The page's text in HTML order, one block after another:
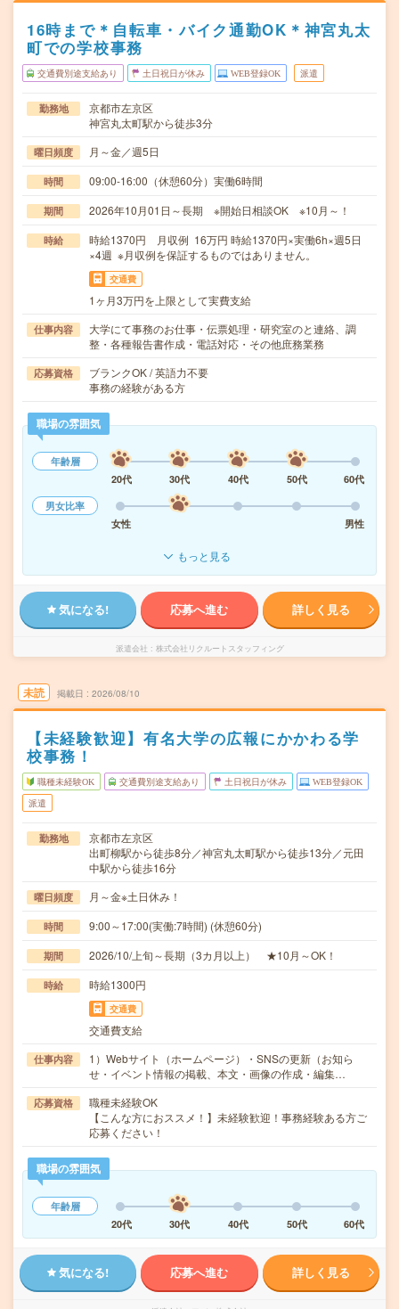
16時まで＊自転車・バイク通勤OK＊神宮丸太
町での学校事務
交通費別途支給あり 土日祝日が休み WEB登録OK 派遣
勤務地
京都市左京区
神宮丸太町駅から徒歩3分
曜日頻度 月～金／週5日
時間 09:00-16:00（休憩60分）実働6時間
期間 2026年10月01日～長期 ※開始日相談OK ※10月～！
時給
時給1370円 月収例 16万円 時給1370円×実働6h×週5日
×4週 ※月収例を保証するものではありません。
交通費
1ヶ月3万円を上限として実費支給
仕事内容
大学にて事務のお仕事・伝票処理・研究室のと連絡、調
整・各種報告書作成・電話対応・その他庶務業務
応募資格
ブランクOK / 英語力不要
事務の経験がある方
職場の雰囲気
年齢層
20代
30代 40代 50代
60代
男女比率
女性
男性
もっと見る
気になる! 応募へ進む 詳しく見る
派遣会社 株式会社リクルートスタッフィング
未読 掲載日 2026/08/10
【未経験歓迎】有名大学の広報にかかわる学
校事務！
職種未経験OK 交通費別途支給あり 土日祝日が休み WEB登録OK
派遣
勤務地
京都市左京区
出町柳駅から徒歩8分／神宮丸太町駅から徒歩13分／元田
中駅から徒歩16分
曜日頻度 月～金※土日休み！
時間 9:00～17:00(実働:7時間) (休憩60分)
期間 2026/10/上旬～長期（3カ月以上） ★10月～OK！
時給 時給1300円
交通費
交通費支給
仕事内容
1）Webサイト（ホームページ）・SNSの更新（お知ら
せ・イベント情報の掲載、本文・画像の作成・編集…
応募資格
職種未経験OK
【こんな方におススメ！】未経験歓迎！事務経験ある方ご
応募ください！
職場の雰囲気
年齢層
20代
30代 40代 50代 60代
気になる! 応募へ進む 詳しく見る